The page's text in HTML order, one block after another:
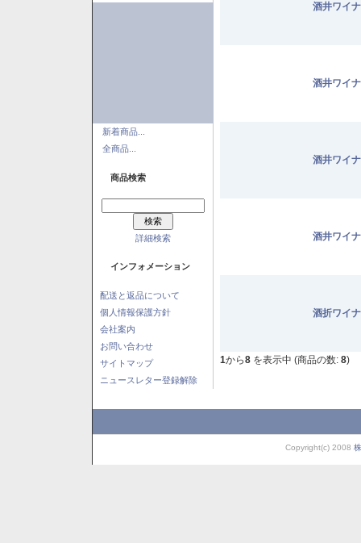
新着商品...
全商品...
商品検索
詳細検索
インフォメーション
配送と返品について
個人情報保護方針
会社案内
お問い合わせ
サイトマップ
ニュースレター登録解除
酒井ワイ
酒井ワイ
酒井ワイ
酒井ワイ
酒折ワイ
1から8 を表示中 (商品の数: 8)
Copyright(c) 2008